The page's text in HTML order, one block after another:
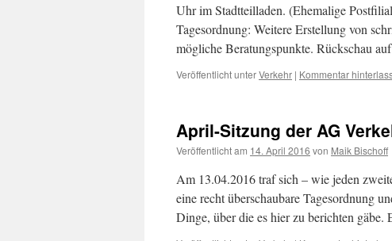
Uhr im Stadtteilladen. (Ehemalige
Tagesordnung: Weitere Erstellung von
mögliche Beratungspunkte. Rückschau
Veröffentlicht unterVerkehr | Kommentar
April-Sitzung der AG
Veröffentlicht am 14. April 2016 von Maik Bischoff
Am 13.04.2016 traf sich – wie jeden
eine recht überschaubare Tagesordnung
Dinge, über die es hier zu berichten